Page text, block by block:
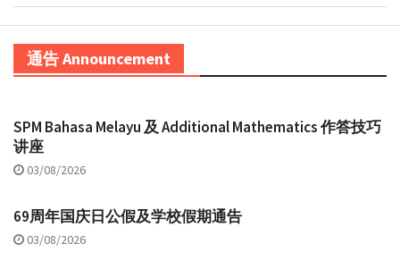
通告 Announcement
SPM Bahasa Melayu 及 Additional Mathematics 作答技巧
讲座
03/08/2026
69周年国庆日公假及学校假期通告
03/08/2026